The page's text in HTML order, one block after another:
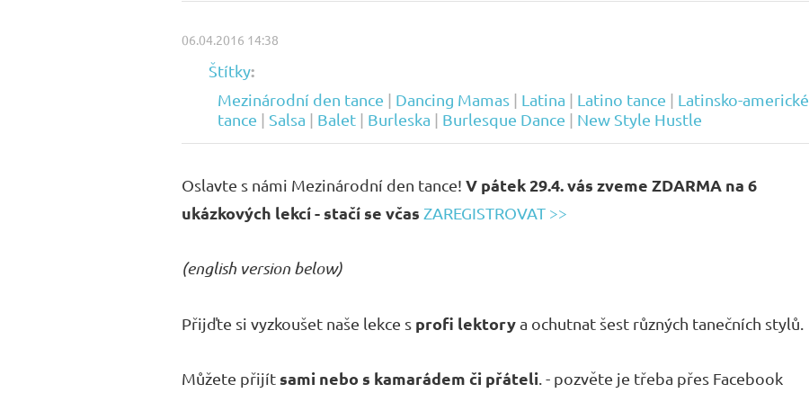
06.04.2016 14:38
Štítky:
Mezinárodní den tance | Dancing Mamas | Latina | Latino tance | Latinsko-americké
tance | Salsa | Balet | Burleska | Burlesque Dance | New Style Hustle
Oslavte s námi Mezinárodní den tance! V pátek 29.4. vás zveme ZDARMA na 6
ukázkových lekcí- stačí se včas ZAREGISTROVAT >>
(english version below)
Přijďte si vyzkoušet naše lekce s profi lektorya ochutnat šest různých tanečních stylů.
Můžete přijít sami nebo s kamarádem či přáteli . - pozvěte je třeba přes Facebook